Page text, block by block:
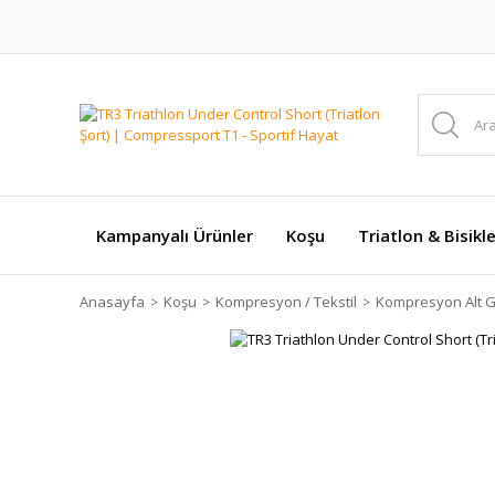
Kampanyalı Ürünler Koşu Triatlon &
Anasayfa Koşu Kompresyon / Tekstil Kompresyon Alt